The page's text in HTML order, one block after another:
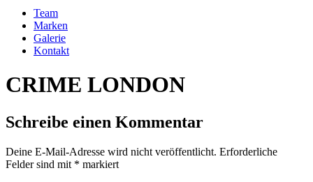
Team
Marken
Galerie
Kontakt
CRIME LONDON
Schreibe einen Kommentar
Deine E-Mail-Adresse wird nicht veröffentlicht. Erforderliche
Felder sind mit * markiert